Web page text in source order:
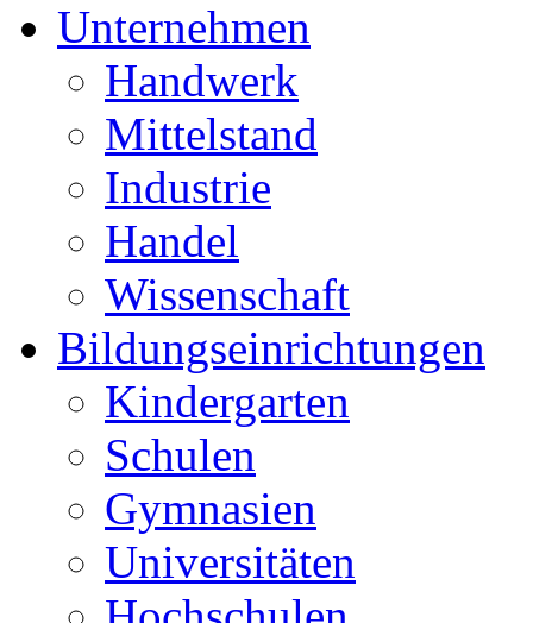
Unternehmen
Handwerk
Mittelstand
Industrie
Handel
Wissenschaft
Bildungseinrichtungen
Kindergarten
Schulen
Gymnasien
Universitäten